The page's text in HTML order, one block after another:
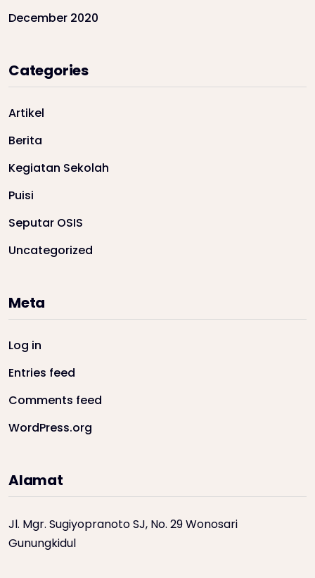
December 2020
Categories
Artikel
Berita
Kegiatan Sekolah
Puisi
Seputar OSIS
Uncategorized
Meta
Log in
Entries feed
Comments feed
WordPress.org
Alamat
Jl. Mgr. Sugiyopranoto SJ, No. 29 Wonosari
Gunungkidul